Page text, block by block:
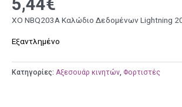
XO NBQ203A Καλώδιο Δεδομένων Lightning
Εξαντλημένο
Κατηγορίες: Αξεσουάρ κινητών, Φορτιστές